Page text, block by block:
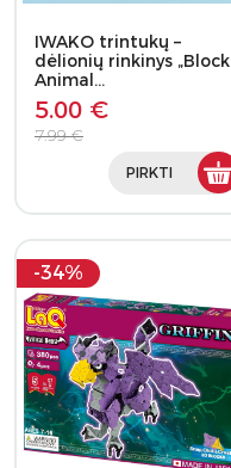
IWAKO trintukų –
dėlionių rinkinys „Block
Animal…
5.00 €
7.99 €
PIRKTI
-34%